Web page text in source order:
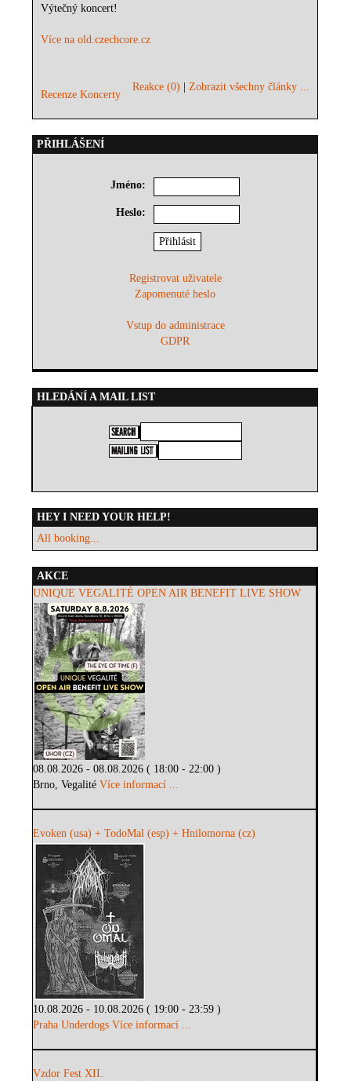
Výtečný koncert!
Více na old.czechcore.cz
Recenze Koncerty
Reakce (0) |Zobrazit všechny články ...
PŘIHLÁŠENÍ
Jméno:
Heslo:
Registrovat uživatele
Zapomenuté heslo
Vstup do administrace
GDPR
HLEDÁNÍ A MAIL LIST
HEY I NEED YOUR HELP!
All booking...
AKCE
UNIQUE VEGALITÉ OPEN AIR BENEFIT LIVE SHOW
08.08.2026 - 08.08.2026 ( 18:00 - 22:00 )
Brno, VegalitéVíce informací ...
Evoken (usa) + TodoMal (esp) + Hnilomorna (cz)
10.08.2026 - 10.08.2026 ( 19:00 - 23:59 )
Praha Underdogs Více informací ...
Vzdor Fest XII.